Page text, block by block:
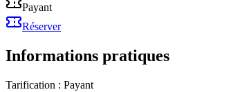
Payant
Réserver
Informations pratiques
Tarification : Payant